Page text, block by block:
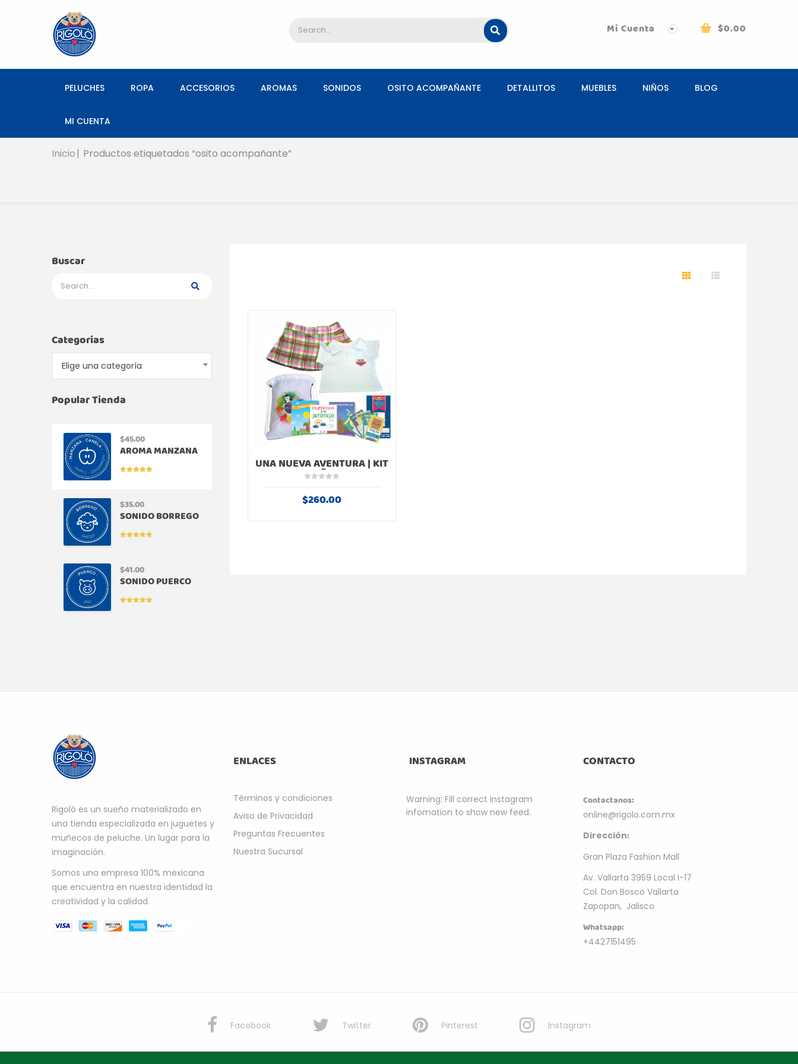
$0.00
Mi Cuenta
PELUCHES ROPA ACCESORIOS AROMAS SONIDOS OSITO ACOMPAÑANTE DETALLITOS MUEBLES NIÑOS BLOG
MI CUENTA
Inicio Productos etiquetados “osito acompañante”
Buscar
Categorias
Elige una categoría
Popular Tienda
$45.00
AROMA MANZANA
CANELA
$35.00
SONIDO BORREGO
$41.00
SONIDO PUERCO
UNA NUEVA AVENTURA | KIT
NIÑA
$260.00
Rigoló es un sueño materializado en
una tienda especializada en juguetes y
muñecos de peluche. Un lugar para la
imaginación.
Somos una empresa 100% mexicana
que encuentra en nuestra identidad la
creatividad y la calidad.
ENLACES
Términos y condiciones
Aviso de Privacidad
Preguntas Frecuentes
Nuestra Sucursal
INSTAGRAM
Warning: Fill correct instagram
infomation to show new feed.
CONTACTO
Contactanos:
online@rigolo.com.mx
Dirección:
Gran Plaza Fashion Mall
Av. Vallarta 3959 Local I-17
Col. Don Bosco Vallarta
Zapopan, Jalisco
Whatsapp:
+4427151495
Facebook Twitter Pinterest Instagram